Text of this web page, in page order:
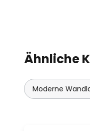
Ähnliche
Moderne